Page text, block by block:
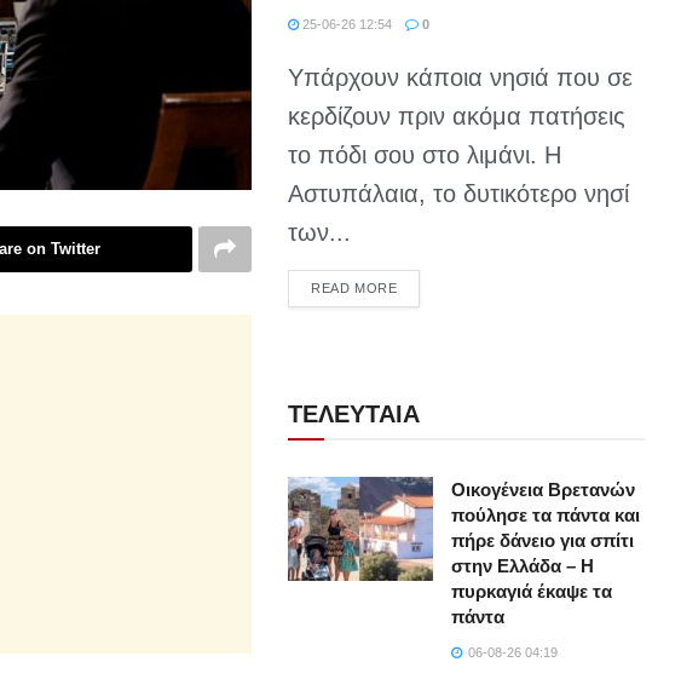
on Twitter
25-06-26 12:54 0
Υπάρχουν κάποια νησιά που σε
κερδίζουν πριν ακόμα πατήσεις
το πόδι σου στο λιμάνι. Η
Αστυπάλαια, το δυτικότερο νησί
των...
READ MOREDETAILS
ΤΕΛΕΥΤΑΙΑ
Οικογένεια Βρετανών
πούλησε τα πάντα και
πήρε δάνειο για σπίτι
στην Ελλάδα – Η
πυρκαγιά έκαψε τα
πάντα
06-08-26 04:19